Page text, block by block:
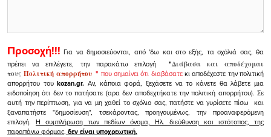
Προσοχή!!! Για να δημοσιεύονται, από 'δω και στο εξής, τα σχόλιά σας, θα
πρέπει να επιλέγετε, την παρακάτω επιλογή
"Διάβασα και αποδέχομαι
τουςΠολιτική απορρήτου" που σημαίνει ότι διαβάσατεκι αποδέχεστε την πολιτική
απορρήτου τουkozan.gr. Αν, κάποια φορά, ξεχάσετε να το κάνετε θα λάβετε μια
ειδοποίηση ότι δεν το πατήσατε (αρα δεν αποδεχτήκατε την πολιτική απορρήτου). Σε
αυτή την περίπτωση, για να μη χαθεί το σχόλιο σας, πατήστε να γυρίσετε πίσω και
ξαναπατήστε "δημοσίευση", τσεκάροντας, προηγουμένως, την προαναφερόμενη
επιλογή.Η συμπλήρωση των πεδίων όνομα, Ηλ. διεύθυνση και ιστότοπος, της
παραπάνω φόρμας, δεν είναι υποχρεωτική.